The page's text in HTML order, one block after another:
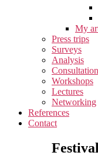
My
Press trips
Surveys
Analysis
Workshops
Lectures
Networking
References
Contact